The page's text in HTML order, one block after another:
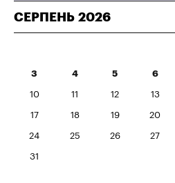
СЕРПЕНЬ 2026
3 4 5 6
10 11 12 13
17 18 19 20
24 25 26 27
31